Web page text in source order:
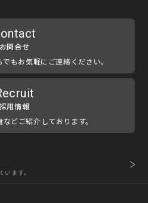
お問合せ
もお気軽にご連絡ください。
採用情報
どご紹介しております。
ます。